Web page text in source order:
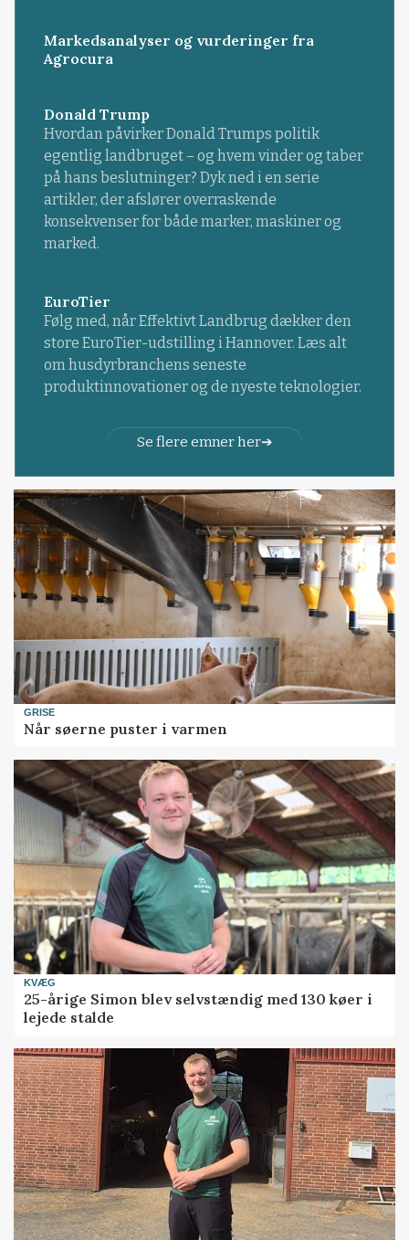
Markedsanalyser og vurderinger fra
Agrocura
Donald Trump
Hvordan påvirker Donald Trumps politik
egentlig landbruget – og hvem vinder og taber
på hans beslutninger? Dyk ned i en serie
artikler, der afslører overraskende
konsekvenser for både marker, maskiner og
marked.
EuroTier
Følg med, når Effektivt Landbrug dækker den
store EuroTier-udstilling i Hannover. Læs alt
om husdyrbranchens seneste
produktinnovationer og de nyeste teknologier.
Se flere emner her
GRISE
Når søerne puster i varmen
KVÆG
25-årige Simon blev selvstændig med 130 køer i
lejede stalde